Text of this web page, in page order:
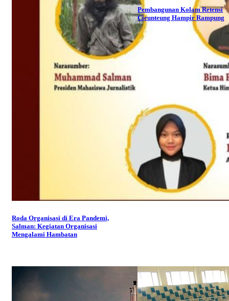
Roda Organisasi di Era Pandemi,
Salman: Kegiatan Organisasi
Mengalami Hambatan
Pembangunan Kolam Retensi
Cieunteung Hampir Rampung